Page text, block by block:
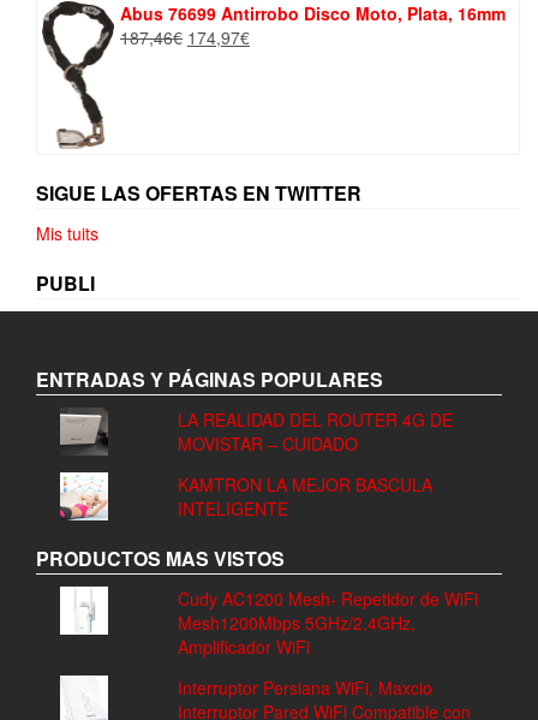
Abus 76699 Antirrobo Disco Moto, Plata, 16mm
187,46€ El
174,97€El
SIGUE LAS OFERTAS EN TWITTER
Mis tuits
PUBLI
ENTRADAS Y PÁGINAS POPULARES
LA REALIDAD DEL ROUTER 4G DE
MOVISTAR – CUIDADO
KAMTRON LA MEJOR BASCULA
INTELIGENTE
PRODUCTOS MAS VISTOS
Cudy AC1200 Mesh- Repetidor de WiFi
Mesh1200Mbps 5GHz/2.4GHz,
Amplificador WiFi
Interruptor Persiana WiFi, Maxcio
Interruptor Pared WiFi Compatible con